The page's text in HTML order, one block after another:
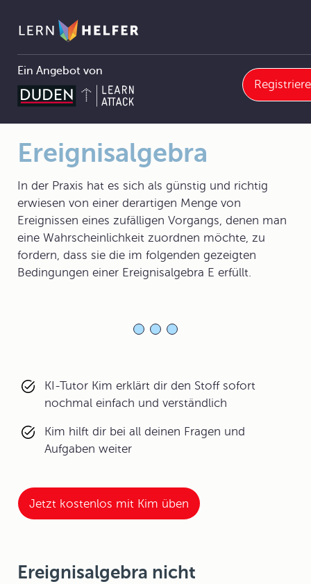
Ein Angebot von
Pfadnavigation
13 Wahrscheinlichkeitstheorie 13.1 Zufallsexperimente Ereignisalgebra
Ereignisalgebra
In der Praxis hat es sich als günstig und richtig
erwiesen von einer derartigen Menge von
Ereignissen eines zufälligen Vorgangs, denen man
eine Wahrscheinlichkeit zuordnen möchte, zu
fordern, dass sie die im folgenden gezeigten
Bedingungen einer Ereignisalgebra E erfüllt.
KI-Tutor Kim erklärt dir den Stoff sofort
nochmal einfach und verständlich
Kim hilft dir bei all deinen Fragen und
Aufgaben weiter
Jetzt kostenlos mit Kim üben
Ereignisalgebra nicht